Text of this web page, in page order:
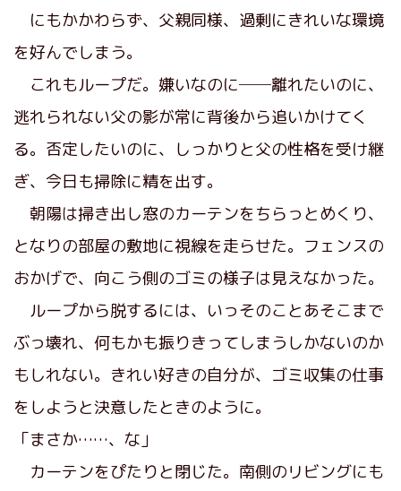
にもかかわらず、父親同様、過剰にきれいな環境
を好んでしまう。
これもループだ。嫌いなのに──離れたいのに、
逃れられない父の影が常に背後から追いかけてく
る。否定したいのに、しっかりと父の性格を受け継
ぎ、今日も掃除に精を出す。
朝陽は掃き出し窓のカーテンをちらっとめくり、
となりの部屋の敷地に視線を走らせた。フェンスの
おかげで、向こう側のゴミの様子は見えなかった。
ループから脱するには、いっそのことあそこまで
ぶっ壊れ、何もかも振りきってしまうしかないのか
もしれない。きれい好きの自分が、ゴミ収集の仕事
をしようと決意したときのように。
「まさか……、な」
カーテンをぴたりと閉じた。南側のリビングにも